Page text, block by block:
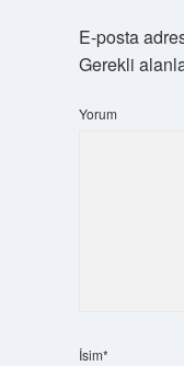
E-posta
Gerekli
Yorum
İsim*